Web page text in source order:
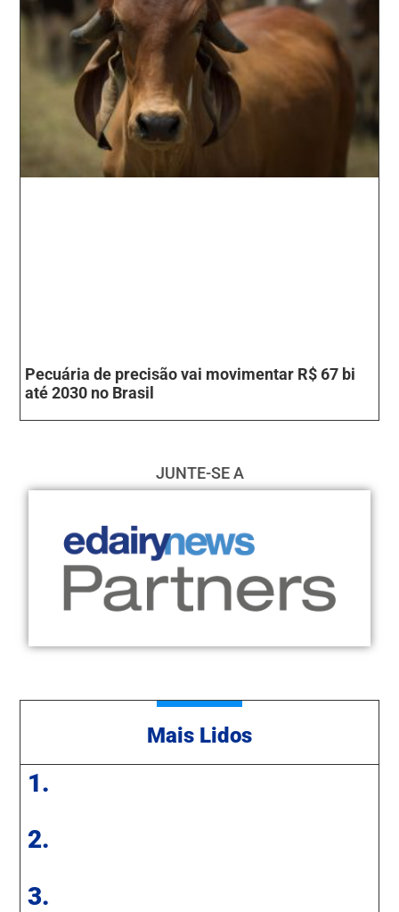
Pecuária de precisão vai movimentar R$ 67 bi
até 2030 no Brasil
JUNTE-SE A
Mais Lidos
1.
2.
3.